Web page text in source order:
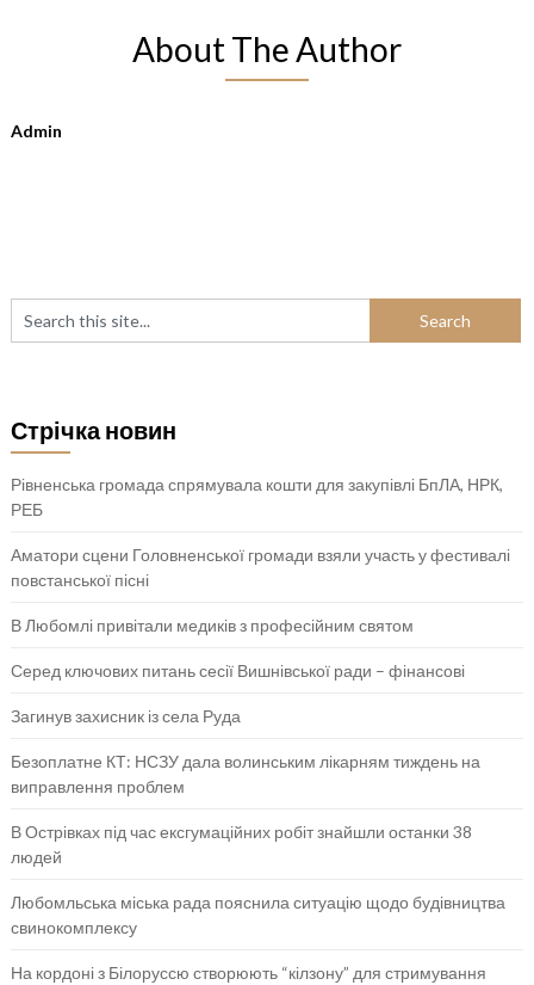
About The Author
Admin
Стрічка новин
Рівненська громада спрямувала кошти для закупівлі БпЛА, НРК,
РЕБ
Аматори сцени Головненської громади взяли участь у фестивалі
повстанської пісні
В Любомлі привітали медиків з професійним святом
Серед ключових питань сесії Вишнівської ради – фінансові
Загинув захисник із села Руда
Безоплатне КТ: НСЗУ дала волинським лікарням тиждень на
виправлення проблем
В Острівках під час ексгумаційних робіт знайшли останки 38
людей
Любомльська міська рада пояснила ситуацію щодо будівництва
свинокомплексу
На кордоні з Білоруссю створюють “кілзону” для стримування